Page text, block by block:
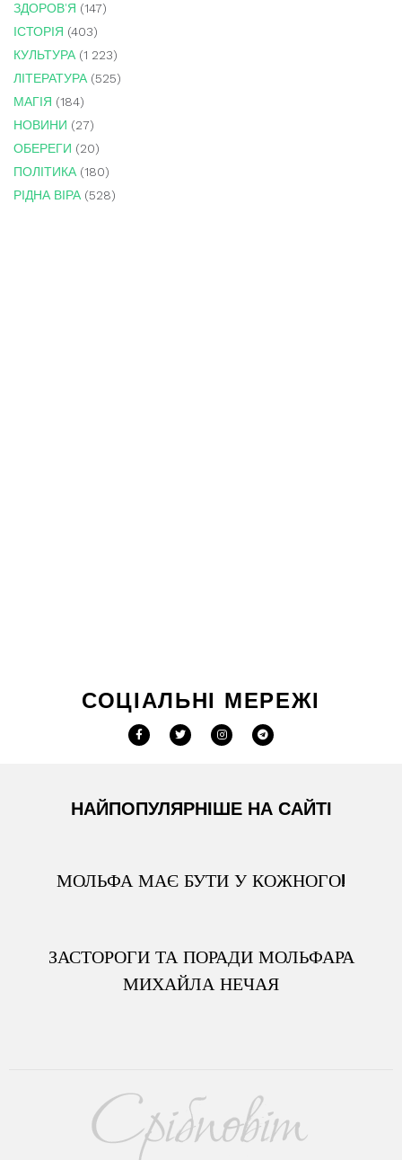
ЗДОРОВ'Я (147)
ІСТОРІЯ (403)
КУЛЬТУРА(1 223)
ЛІТЕРАТУРА(525)
МАГІЯ (184)
НОВИНИ (27)
ОБЕРЕГИ (20)
ПОЛІТИКА(180)
РІДНА ВІРА(528)
СОЦІАЛЬНІ МЕРЕЖІ
НАЙПОПУЛЯРНІШЕ НА САЙТІ
МОЛЬФА МАЄ БУТИ У КОЖНОГО!
ЗАСТОРОГИ ТА ПОРАДИ МОЛЬФАРА
МИХАЙЛА НЕЧАЯ